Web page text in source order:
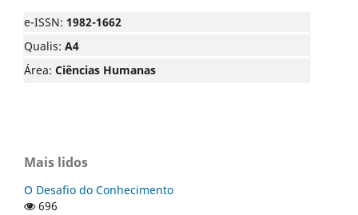
e-ISSN: 1982-1662
Qualis: A4
Área: Ciências Humanas
Mais lidos
O Desafio do Conhecimento
696